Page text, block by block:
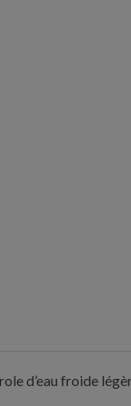
d’eau froide